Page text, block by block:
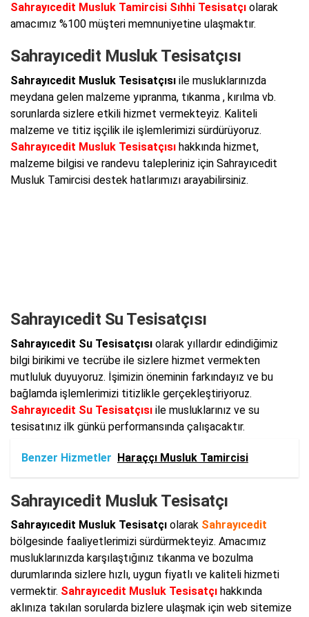
Sahrayıcedit Musluk Tamircisi Sıhhi Tesisatçı olarak
amacımız %100 müşteri memnuniyetine ulaşmaktır.
Sahrayıcedit Musluk Tesisatçısı
Sahrayıcedit Musluk Tesisatçısı ile musluklarınızda
meydana gelen malzeme yıpranma, tıkanma , kırılma vb.
sorunlarda sizlere etkili hizmet vermekteyiz. Kaliteli
malzeme ve titiz işçilik ile işlemlerimizi sürdürüyoruz.
Sahrayıcedit Musluk Tesisatçısı hakkında hizmet,
malzeme bilgisi ve randevu talepleriniz için Sahrayıcedit
Musluk Tamircisi destek hatlarımızı arayabilirsiniz.
Sahrayıcedit Su Tesisatçısı
Sahrayıcedit Su Tesisatçısı olarak yıllardır edindiğimiz
bilgi birikimi ve tecrübe ile sizlere hizmet vermekten
mutluluk duyuyoruz. İşimizin öneminin farkındayız ve bu
bağlamda işlemlerimizi titizlikle gerçekleştiriyoruz.
Sahrayıcedit Su Tesisatçısı ile musluklarınız ve su
tesisatınız ilk günkü performansında çalışacaktır.
Benzer Hizmetler Haraççı Musluk Tamircisi
Sahrayıcedit Musluk Tesisatçı
Sahrayıcedit Musluk Tesisatçı olarak Sahrayıcedit
bölgesinde faaliyetlerimizi sürdürmekteyiz. Amacımız
musluklarınızda karşılaştığınız tıkanma ve bozulma
durumlarında sizlere hızlı, uygun fiyatlı ve kaliteli hizmeti
vermektir. Sahrayıcedit Musluk Tesisatçı hakkında
aklınıza takılan sorularda bizlere ulaşmak için web sitemize